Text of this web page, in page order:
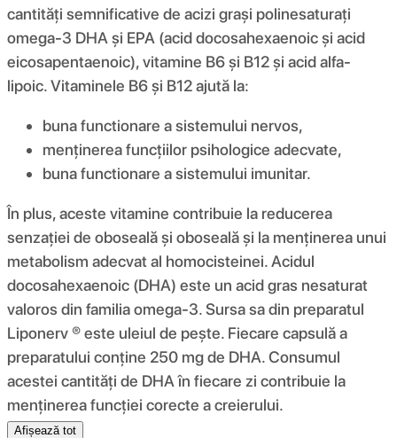
cantități semnificative de acizi grași polinesaturați
omega-3 DHA și EPA (acid docosahexaenoic și acid
eicosapentaenoic), vitamine B6 și B12 și acid alfa-
lipoic. Vitaminele B6 și B12 ajută la:
buna functionare a sistemului nervos,
menținerea funcțiilor psihologice adecvate,
buna functionare a sistemului imunitar.
În plus, aceste vitamine contribuie la reducerea
senzației de oboseală și oboseală și la menținerea unui
metabolism adecvat al homocisteinei. Acidul
docosahexaenoic (DHA) este un acid gras nesaturat
valoros din familia omega-3. Sursa sa din preparatul
Liponerv ® este uleiul de pește. Fiecare capsulă a
preparatului conține 250 mg de DHA. Consumul
acestei cantități de DHA în fiecare zi contribuie la
menținerea funcției corecte a creierului.
Afișează tot